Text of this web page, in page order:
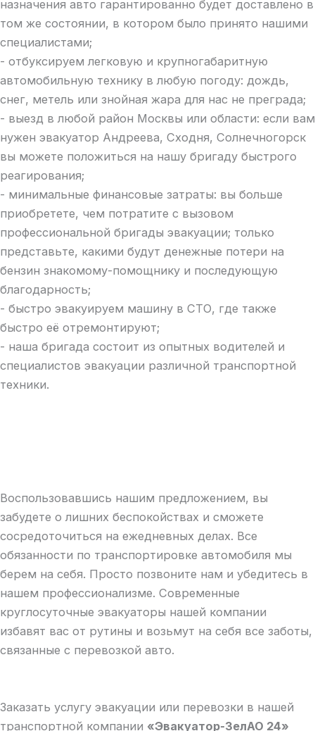
назначения авто гарантированно будет доставлено в
том же состоянии, в котором было принято нашими
специалистами;
- отбуксируем легковую и крупногабаритную
автомобильную технику в любую погоду: дождь,
снег, метель или знойная жара для нас не преграда;
- выезд в любой район Москвы или области: если вам
нужен эвакуатор Андреева, Сходня, Солнечногорск
вы можете положиться на нашу бригаду быстрого
реагирования;
- минимальные финансовые затраты: вы больше
приобретете, чем потратите с вызовом
профессиональной бригады эвакуации; только
представьте, какими будут денежные потери на
бензин знакомому-помощнику и последующую
благодарность;
- быстро эвакуируем машину в СТО, где также
быстро её отремонтируют;
- наша бригада состоит из опытных водителей и
специалистов эвакуации различной транспортной
техники.
Воспользовавшись нашим предложением, вы
забудете о лишних беспокойствах и сможете
сосредоточиться на ежедневных делах. Все
обязанности по транспортировке автомобиля мы
берем на себя. Просто позвоните нам и убедитесь в
нашем профессионализме. Современные
круглосуточные эвакуаторы нашей компании
избавят вас от рутины и возьмут на себя все заботы,
связанные с перевозкой авто.
Заказать услугу эвакуации или перевозки в нашей
транспортной компании «Эвакуатор-ЗелАО 24»